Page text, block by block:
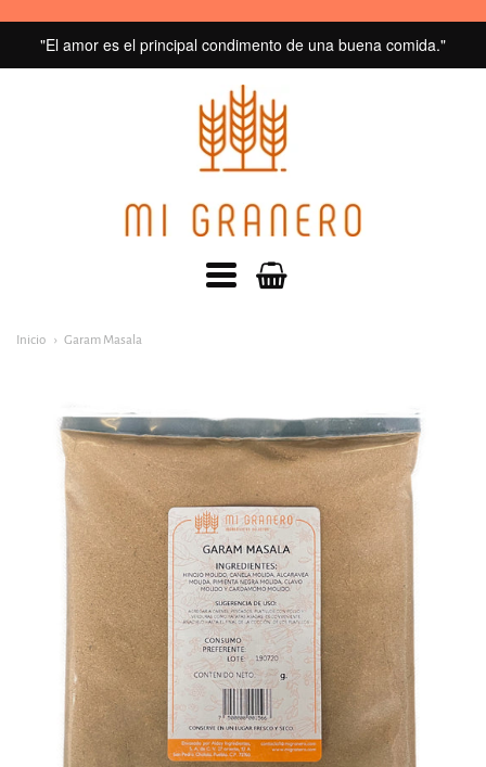
"El amor es el principal condimento de una buena comida."
Menú
Inicio Garam Masala